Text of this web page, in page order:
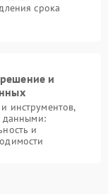
срока
и
инструментов,
данными:
и